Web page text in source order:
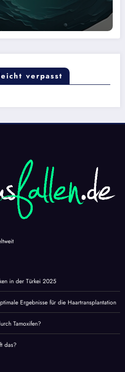
verpasst
in der Türkei 2025
Ergebnisse für die Haartransplantation
Tamoxifen?
das?